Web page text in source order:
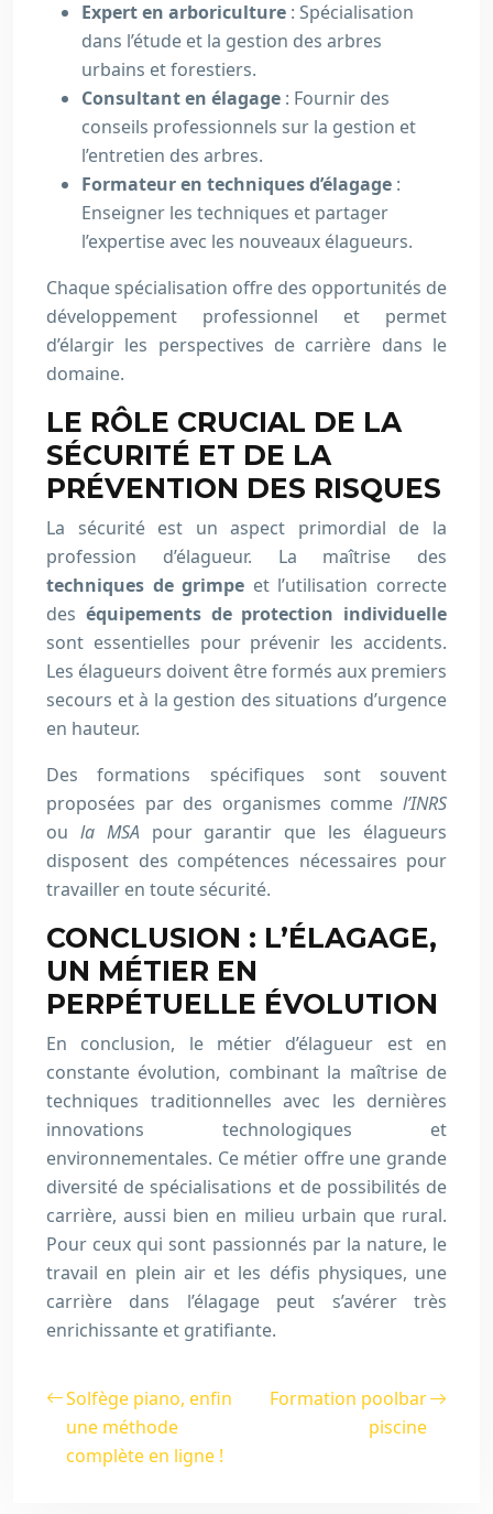
Expert en arboriculture : Spécialisation
dans l’étude et la gestion des arbres
urbains et forestiers.
Consultant en élagage : Fournir des
conseils professionnels sur la gestion et
l’entretien des arbres.
Formateur en techniques d’élagage :
Enseigner les techniques et partager
l’expertise avec les nouveaux élagueurs.
Chaque spécialisation offre des opportunités de
développement professionnel et permet
d’élargir les perspectives de carrière dans le
domaine.
LE RÔLE CRUCIAL DE LA
SÉCURITÉ ET DE LA
PRÉVENTION DES RISQUES
La sécurité est un aspect primordial de la
profession d’élagueur. La maîtrise des
techniques de grimpe et l’utilisation correcte
des équipements de protection individuelle
sont essentielles pour prévenir les accidents.
Les élagueurs doivent être formés aux premiers
secours et à la gestion des situations d’urgence
en hauteur.
Des formations spécifiques sont souvent
proposées par des organismes comme l’INRS
ou la MSA pour garantir que les élagueurs
disposent des compétences nécessaires pour
travailler en toute sécurité.
CONCLUSION : L’ÉLAGAGE,
UN MÉTIER EN
PERPÉTUELLE ÉVOLUTION
En conclusion, le métier d’élagueur est en
constante évolution, combinant la maîtrise de
techniques traditionnelles avec les dernières
innovations technologiques et
environnementales. Ce métier offre une grande
diversité de spécialisations et de possibilités de
carrière, aussi bien en milieu urbain que rural.
Pour ceux qui sont passionnés par la nature, le
travail en plein air et les défis physiques, une
carrière dans l’élagage peut s’avérer très
enrichissante et gratifiante.
Solfège piano, enfin
une méthode
complète en ligne !
Formation poolbar
piscine